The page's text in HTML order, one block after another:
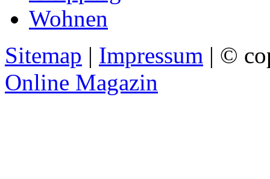
Wohnen
Sitemap | Impressum | ©
Online Magazin